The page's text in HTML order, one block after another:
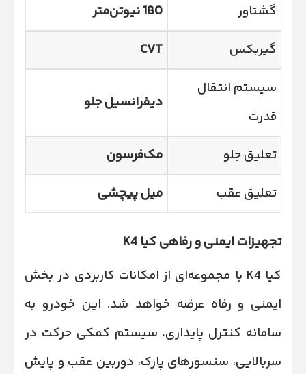
گشتاور
180نیوتن‌متر
گیربکس
CVT
سیستم انتقال
قدرت
دیفرانسیل جلو
تعلیق جلو
مک‌فرسون
تعلیق عقب
میل پیچشی
تجهیزات ایمنی و رفاهی کیا
کیا K4 با مجموعه‌ای از امکانات کاربردی در بخش
ایمنی و رفاه عرضه خواهد شد. این خودرو به
سامانه کنترل پایداری، سیستم کمکی حرکت در
سربالایی، سنسورهای پارک، دوربین عقب و پایش